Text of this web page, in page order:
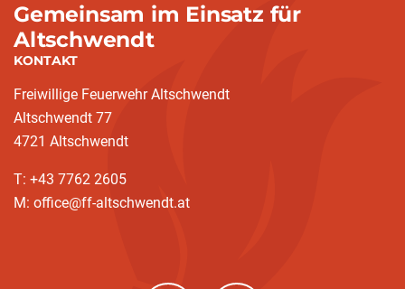
Gemeinsam im Einsatz für
Altschwendt
KONTAKT
Freiwillige Feuerwehr Altschwendt
Altschwendt 77
4721 Altschwendt
T: +43 7762 2605
M: office@ff-altschwendt.at